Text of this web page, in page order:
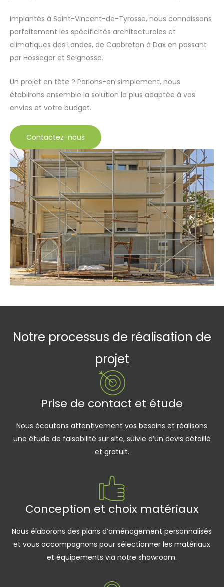
Implantés à Saint-Vincent-de-Tyrosse, nous connaissons
parfaitement les spécificités architecturales et
climatiques des Landes, de Capbreton à Dax en passant
par Hossegor et Seignosse.
Un projet en tête ? Parlons-en simplement, nous
établirons ensemble la solution la plus adaptée à vos
envies et votre budget.
Contactez-nous
Notre processus de réalisation de
projet
Prise de contact et étude
Nous écoutons attentivement vos besoins et réalisons
une étude de faisabilité sur site, suivie d’un devis détaillé
et gratuit.
Conception et choix matériaux
Nous élaborons des plans d’aménagement personnalisés
et vous accompagnons pour sélectionner les matériaux
et équipements via notre showroom.